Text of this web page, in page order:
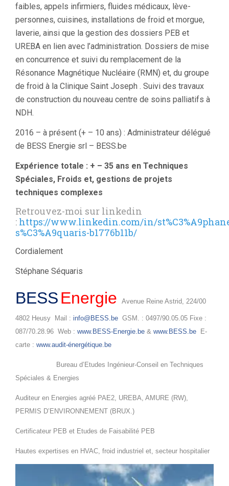
faibles, appels infirmiers, fluides médicaux, lève-
personnes, cuisines, installations de froid et morgue,
laverie, ainsi que la gestion des dossiers PEB et
UREBA en lien avec l’administration. Dossiers de mise
en concurrence et suivi du remplacement de la
Résonance Magnétique Nucléaire (RMN) et, du groupe
de froid à la Clinique Saint Joseph . Suivi des travaux
de construction du nouveau centre de soins palliatifs à
NDH.
2016 – à présent (+ – 10 ans) : Administrateur délégué
de BESS Energie srl – BESS.be
Expérience totale : + – 35 ans en Techniques
Spéciales, Froids et, gestions de projets
techniques complexes
Retrouvez-moi sur linkedin
: https://www.linkedin.com/in/
s%C3%A9quaris-b1776b11b/
Cordialement
Stéphane Séquaris
BESSEnergie Avenue Reine Astrid, 224/00
4802 Heusy Mail : info@BESS.be GSM. : 0497/90.05.05 Fixe :
087/70.28.96 Web : www.BESS-Energie.be & www.BESS.be E-
carte : www.audit-énergétique.be
Bureau d’Etudes Ingénieur-Conseil en Techniques
Spéciales & Energies
Auditeur en Energies agréé PAE2, UREBA, AMURE (RW),
PERMIS D’ENVIRONNEMENT (BRUX.)
Certificateur PEB et Etudes de Faisabilité PEB
Hautes expertises en HVAC, froid industriel et, secteur hospitalier